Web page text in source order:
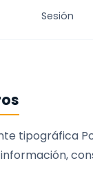
Sesión
tipográfica